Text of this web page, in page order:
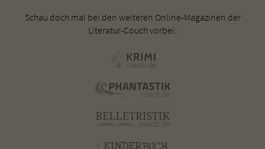
Schau doch mal bei den weiteren Online-Magazinen der
Literatur-Couch vorbei: